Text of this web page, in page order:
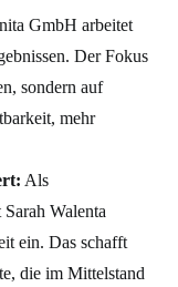
GmbH arbeitet
Der Fokus
sondern auf
mehr
Als
Walenta
ein. Das schafft
die im Mittelstand